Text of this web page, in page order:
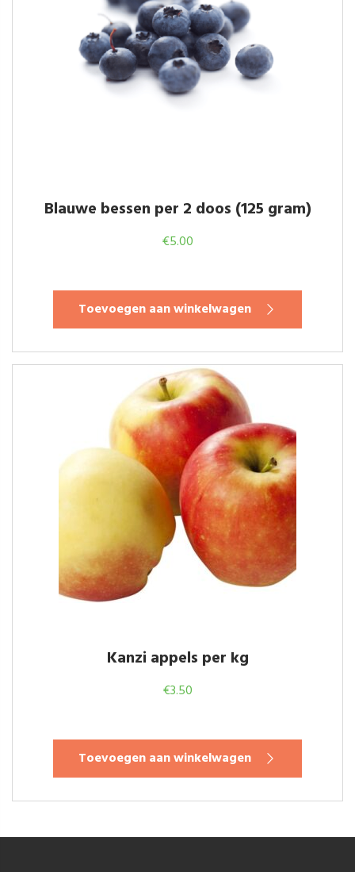
Blauwe bessen per 2 doos (125 gram)
€5.00
Toevoegen aan winkelwagen
Kanzi appels per kg
€3.50
Toevoegen aan winkelwagen